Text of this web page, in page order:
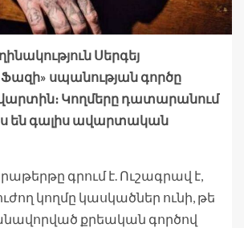
Սերգեյ
սպանության գործը
Կողմերը դատարանում
են գալիս ավարտական
գրում է. Ուշագրավ է,
կողմը կասկածներ ունի, թե
քրեական գործով